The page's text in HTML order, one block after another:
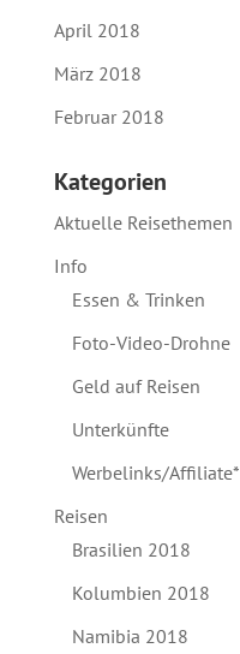
April 2018
März 2018
Februar 2018
Kategorien
Aktuelle Reisethemen
Info
Essen & Trinken
Foto-Video-Drohne
Geld auf Reisen
Unterkünfte
Werbelinks/Affiliate*
Reisen
Brasilien 2018
Kolumbien 2018
Namibia 2018